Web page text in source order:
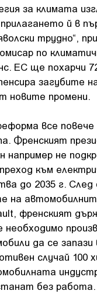
за климата
й в
трудно“,
по
ЕС ще похарчи
загубите
новите промени.
все
Френският
например не
към
до 2035 г.
на
френският
необходимо
да се
случай 100
без работа.